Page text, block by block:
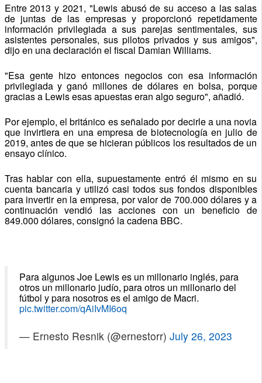
Entre 2013 y 2021, "Lewis abusó de su acceso a las salas
de juntas de las empresas y proporcionó repetidamente
información privilegiada a sus parejas sentimentales, sus
asistentes personales, sus pilotos privados y sus amigos",
dijo en una declaración el fiscal Damian Williams.
"Esa gente hizo entonces negocios con esa información
privilegiada y ganó millones de dólares en bolsa, porque
gracias a Lewis esas apuestas eran algo seguro", añadió.
Por ejemplo, el británico es señalado por decirle a una novia
que invirtiera en una empresa de biotecnología en julio de
2019, antes de que se hicieran públicos los resultados de un
ensayo clínico.
Tras hablar con ella, supuestamente entró él mismo en su
cuenta bancaria y utilizó casi todos sus fondos disponibles
para invertir en la empresa, por valor de 700.000 dólares y a
continuación vendió las acciones con un beneficio de
849.000 dólares, consignó la cadena BBC.
Para algunos Joe Lewis es un millonario inglés, para
otros un millonario judío, para otros un millonario del
fútbol y para nosotros es el amigo de Macri.
pic.twitter.com/qAiIvMI6oq
— Ernesto Resnik (@ernestorr) July 26, 2023